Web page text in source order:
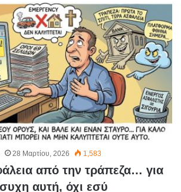
28 Μαρτίου, 2026 1,583
από την τράπεζα… για
αυτή, όχι εσύ